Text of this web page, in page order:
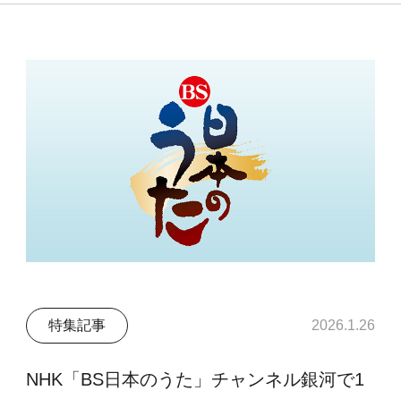
特集記事 2026.1.26
NHK「BS日本のうた」チャンネル銀河で1